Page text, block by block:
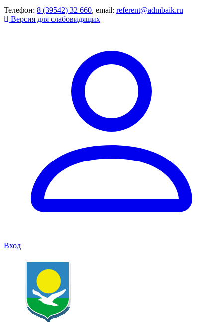
Телефон: 8 (39542) 32 660, email: referent@admbaik.ru
Версия для слабовидящих
Вход